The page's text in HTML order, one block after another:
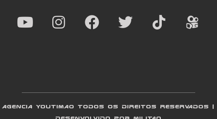
AGENCIA YOUTIMAO TODOS OS DIREITOS RESERVADOS |